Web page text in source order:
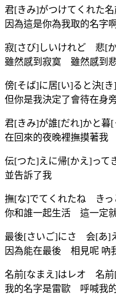
君[きみ]がつけてくれた
因為這是你為我取的名字啊
寂[さび]しいけれど 悲[
雖然感到寂寞 雖然感到
傍[そば]に居[い]ると決[
但你是我決定了會待在身
君[きみ]が誰[だれ]かと暮[
在回來的夜晚裡撫摸著我
伝[つた]えに帰[かえ]って
並告訴了我
撫[な]でてくれたね きっ
你和誰一起生活 這一定
最後[さいご]にさ 会[あ]
因為能在最後 相見呢 吶
名前[なまえ]はレオ 名前
我的名字是雷歐 呼喊我